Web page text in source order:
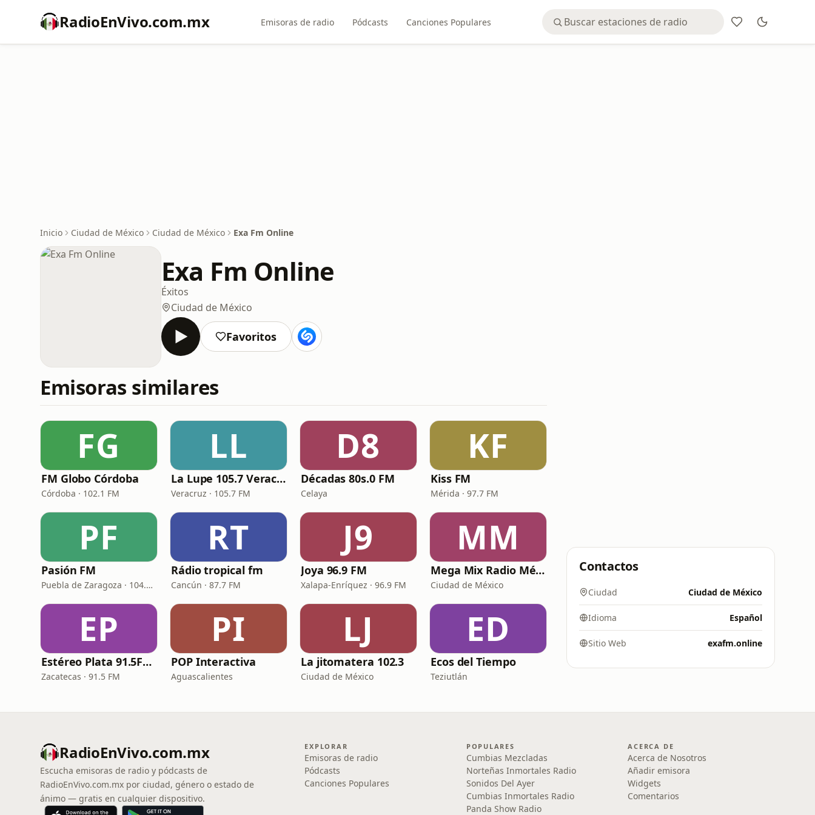
RadioEnVivo.com.mx Emisoras de radio Pódcasts Canciones Populares
Inicio Ciudad de México Ciudad de México Exa Fm Online
Exa Fm Online
Éxitos
Ciudad de México
Favoritos
Emisoras similares
FG
FM Globo Córdoba
Córdoba · 102.1 FM
LL
La Lupe 105.7 Veracruz
Veracruz · 105.7 FM
D8
Décadas 80s.0 FM
Celaya
KF
Kiss FM
Mérida · 97.7 FM
PF
Pasión FM
Puebla de Zaragoza · 104.3 FM
RT
Rádio tropical fm
Cancún · 87.7 FM
J9
Joya 96.9 FM
Xalapa-Enríquez · 96.9 FM
MM
Mega Mix Radio México
Ciudad de México
EP
Estéreo Plata 91.5FM - XHZTS
Zacatecas · 91.5 FM
PI
POP Interactiva
Aguascalientes
LJ
La jitomatera 102.3
Ciudad de México
ED
Ecos del Tiempo
Teziutlán
Contactos
Ciudad Ciudad de México
Idioma Español
Sitio Web exafm.online
RadioEnVivo.com.mx
Escucha emisoras de radio y pódcasts de
RadioEnVivo.com.mx por ciudad, género o estado de
ánimo — gratis en cualquier dispositivo.
EXPLORAR
Emisoras de radio
Pódcasts
Canciones Populares
POPULARES
Cumbias Mezcladas
Norteñas Inmortales Radio
Sonidos Del Ayer
Cumbias Inmortales Radio
Panda Show Radio
ACERCA DE
Acerca de Nosotros
Añadir emisora
Widgets
Comentarios